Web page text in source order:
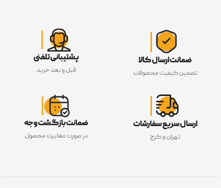
ضمانت ارسال کالا
تضمین کیفیت محصولات
پشتیبانی تلفنی
قبل و بعد خرید
ارسال سریع سفارشات
تهران و کرج
ضمانت بازگشت وجه
در صورت مغایرت محصول